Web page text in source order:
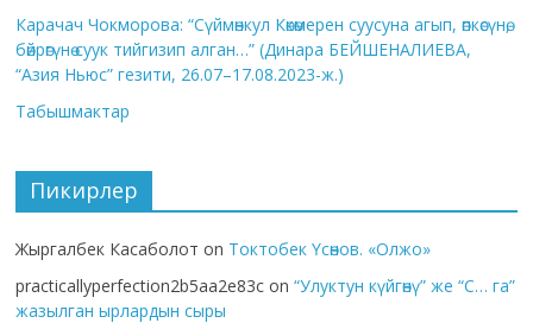
Карачач Чокморова: “Сүймөнкул Көкөмерен суусуна агып, өпкөсүнө,
бөйрөгүнө суук тийгизип алган…” (Динара БЕЙШЕНАЛИЕВА,
“Азия Ньюс” гезити, 26.07–17.08.2023-ж.)
Табышмактар
Пикирлер
Жыргалбек Касаболот on Токтобек Үсөнов. «Олжо»
practicallyperfection2b5aa2e83c on“Улуктун күйгөнү” же “С… га”
жазылган ырлардын сыры